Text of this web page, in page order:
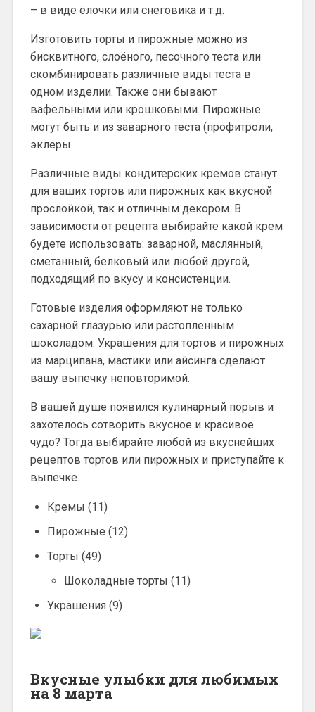
– в виде ёлочки или снеговика и т.д.
Изготовить торты и пирожные можно из
бисквитного, слоёного, песочного теста или
скомбинировать различные виды теста в
одном изделии. Также они бывают
вафельными или крошковыми. Пирожные
могут быть и из заварного теста (профитроли,
эклеры.
Различные виды кондитерских кремов станут
для ваших тортов или пирожных как вкусной
прослойкой, так и отличным декором. В
зависимости от рецепта выбирайте какой крем
будете использовать: заварной, маслянный,
сметанный, белковый или любой другой,
подходящий по вкусу и консистенции.
Готовые изделия оформляют не только
сахарной глазурью или растопленным
шоколадом. Украшения для тортов и пирожных
из марципана, мастики или айсинга сделают
вашу выпечку неповторимой.
В вашей душе появился кулинарный порыв и
захотелось сотворить вкусное и красивое
чудо? Тогда выбирайте любой из вкуснейших
рецептов тортов или пирожных и приступайте к
выпечке.
Кремы (11)
Пирожные (12)
Торты (49)
Шоколадные торты (11)
Украшения (9)
Вкусные улыбки для любимых
на 8 марта